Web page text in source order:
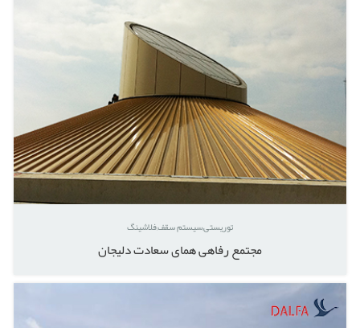
توریستیسیستم سقففلاشینگ
مجتمع رفاهی همای سعادت دلیجان